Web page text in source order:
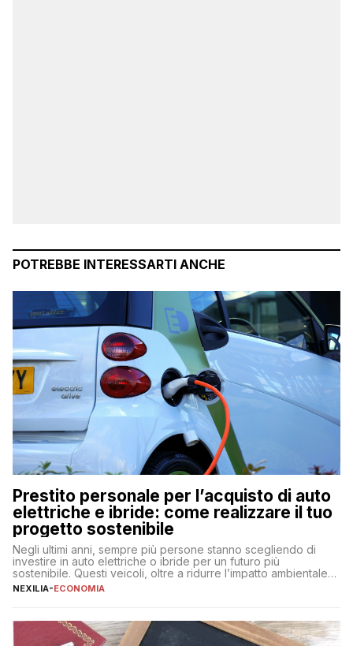
POTREBBE INTERESSARTI ANCHE
Prestito personale per l’acquisto di auto
elettriche e ibride: come realizzare il tuo
progetto sostenibile
Negli ultimi anni, sempre più persone stanno scegliendo di
investire in auto elettriche o ibride per un futuro più
sostenibile. Questi veicoli, oltre a ridurre l’impatto ambientale,
offrono vantaggi economici a lungo termine, come minori costi
fare se non […]
NEXILIA-ECONOMIA